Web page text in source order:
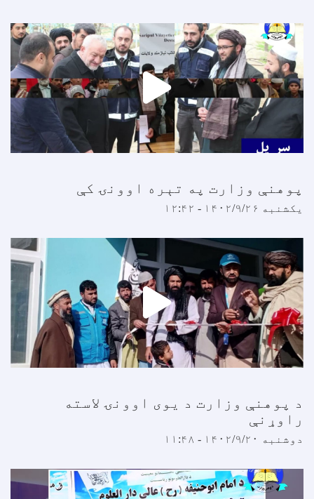
پوهنې وزارت په تېره اوونۍ کې
یکشنبه ۱۴۰۲/۹/۲۶ - ۱۲:۴۲
د پوهنې وزارت د یوی اوونۍ لاسته
راوړنې
دوشنبه ۱۴۰۲/۹/۲۰ - ۱۱:۴۸